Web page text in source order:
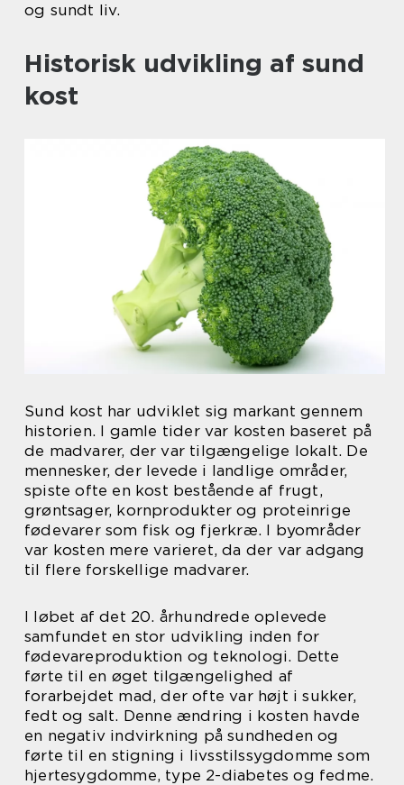
og sundt liv.
Historisk udvikling af sund
kost
Sund kost har udviklet sig markant gennem
historien. I gamle tider var kosten baseret på
de madvarer, der var tilgængelige lokalt. De
mennesker, der levede i landlige områder,
spiste ofte en kost bestående af frugt,
grøntsager, kornprodukter og proteinrige
fødevarer som fisk og fjerkræ. I byområder
var kosten mere varieret, da der var adgang
til flere forskellige madvarer.
I løbet af det 20. århundrede oplevede
samfundet en stor udvikling inden for
fødevareproduktion og teknologi. Dette
førte til en øget tilgængelighed af
forarbejdet mad, der ofte var højt i sukker,
fedt og salt. Denne ændring i kosten havde
en negativ indvirkning på sundheden og
førte til en stigning i livsstilssygdomme som
hjertesygdomme, type 2-diabetes og fedme.